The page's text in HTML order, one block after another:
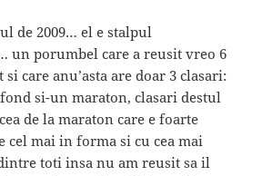
de 2009… el e stalpul
un porumbel care a reusit vreo 6
care anu’asta are doar 3 clasari:
si-un maraton, clasari destul
de la maraton care e foarte
cel mai in forma si cu cea mai
toti insa nu am reusit sa il